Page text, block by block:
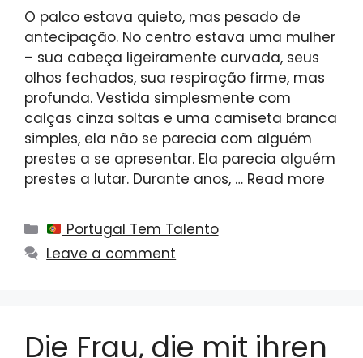
O palco estava quieto, mas pesado de
antecipação. No centro estava uma mulher
– sua cabeça ligeiramente curvada, seus
olhos fechados, sua respiração firme, mas
profunda. Vestida simplesmente com
calças cinza soltas e uma camiseta branca
simples, ela não se parecia com alguém
prestes a se apresentar. Ela parecia alguém
prestes a lutar. Durante anos, … Read more
Categories
Portugal Tem Talento
Leave a comment
Die Frau, die mit ihren